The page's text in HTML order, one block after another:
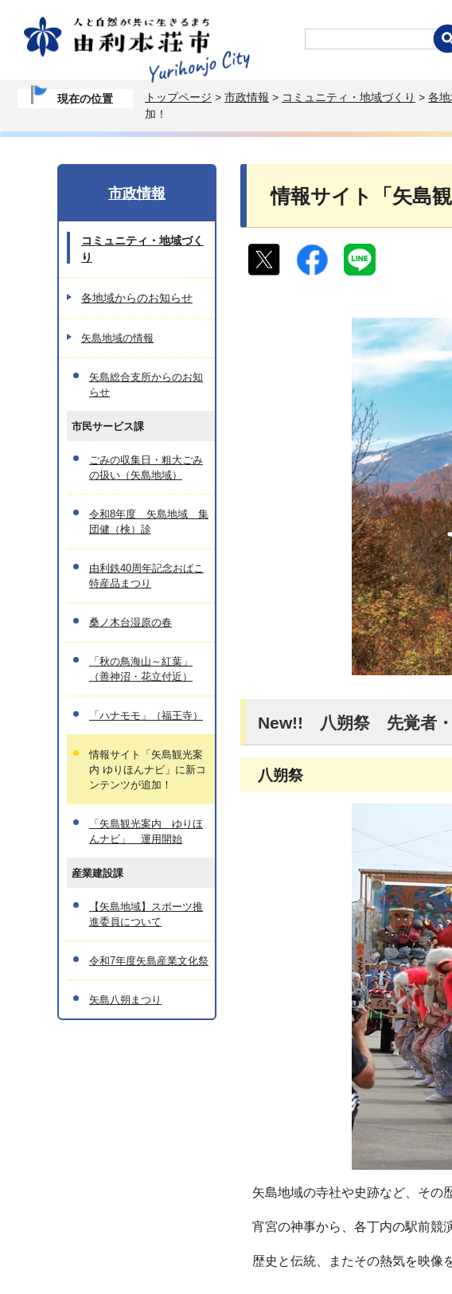
現在の位置 トップページ > 市政情報 > コミュニティ・地域づくり > 各
加！
情報サイト「矢島
New!! 八朔祭 先覚者・
八朔祭
矢島地域の寺社や史跡など、その
宵宮の神事から、各丁内の駅前競
歴史と伝統、またその熱気を映像
市政情報
コミュニティ・地域づく
り
各地域からのお知らせ
矢島地域の情報
矢島総合支所からのお知
らせ
市民サービス課
ごみの収集日・粗大ごみ
の扱い（矢島地域）
令和8年度 矢島地域 集
団健（検）診
由利鉄40周年記念おばこ
特産品まつり
桑ノ木台湿原の春
「秋の鳥海山～紅葉」
（善神沼・花立付近）
「ハナモモ」（福王寺）
情報サイト「矢島観光案
内 ゆりほんナビ」に新コ
ンテンツが追加！
「矢島観光案内 ゆりほ
んナビ」 運用開始
産業建設課
【矢島地域】スポーツ推
進委員について
令和7年度矢島産業文化祭
矢島八朔まつり